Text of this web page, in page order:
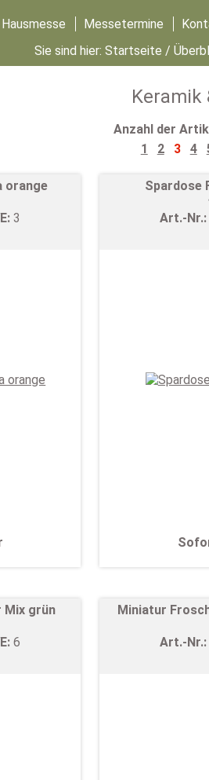
Hausmesse Messetermine
Sie sind hier:Startseite /
Keramik
Anzahl der
1
2 3 4
orange
3
Spardose
Art.-
Mix grün
6
Miniatur
Art.-